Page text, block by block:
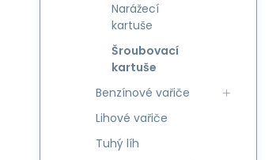
Narážecí
kartuše
Šroubovací
kartuše
Benzínové vařiče
Lihové vařiče
Tuhý líh